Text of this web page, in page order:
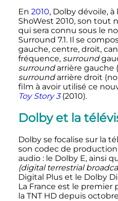
En 2010, Dolby dévoile, à
ShoWest 2010, son tout
qui sera connu sous le
Surround 7.1. Il se
gauche, centre, droit,
fréquence, surround
surroundarrière gauche
surroundarrière droit
film à avoir utilisé ce
Toy Story 3(2010).
Dolby et la
Dolby se focalise sur la
son codec de
audio : le Dolby E, ainsi
(digital terrestrial
Digital Plus et le Dolby
La France est le premier
la TNT HD depuis